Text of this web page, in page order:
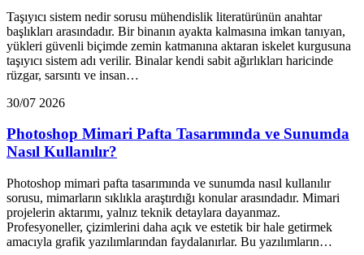
Taşıyıcı sistem nedir sorusu mühendislik literatürünün anahtar
başlıkları arasındadır. Bir binanın ayakta kalmasına imkan tanıyan,
yükleri güvenli biçimde zemin katmanına aktaran iskelet kurgusuna
taşıyıcı sistem adı verilir. Binalar kendi sabit ağırlıkları haricinde
rüzgar, sarsıntı ve insan…
30/07 2026
Photoshop Mimari Pafta Tasarımında ve Sunumda
Nasıl Kullanılır?
Photoshop mimari pafta tasarımında ve sunumda nasıl kullanılır
sorusu, mimarların sıklıkla araştırdığı konular arasındadır. Mimari
projelerin aktarımı, yalnız teknik detaylara dayanmaz.
Profesyoneller, çizimlerini daha açık ve estetik bir hale getirmek
amacıyla grafik yazılımlarından faydalanırlar. Bu yazılımların…